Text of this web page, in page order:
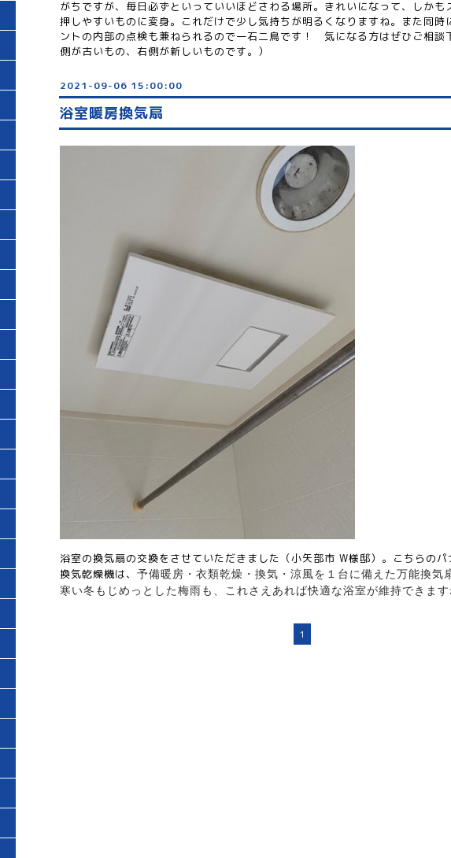
がちですが、毎日必ずといっていいほどさわる場所。きれいになって、しかも
押しやすいものに変身。これだけで少し気持ちが明るくなりますね。また同時
ントの内部の点検も兼ねられるので一石二鳥です！ 気になる方はぜひご相談
側が古いもの、右側が新しいものです。）
2021-09-06 15:00:00
浴室暖房換気扇
浴室の換気扇の交換をさせていただきました（小矢部市 W様邸）。こちらのパ
換気乾燥機は、 予備暖房・衣類乾燥・換気・涼風を１台に備えた万能換気
寒い冬もじめっとした梅雨も、これさえあれば快適な浴室が維持できます
1